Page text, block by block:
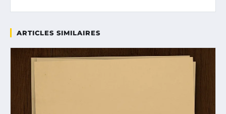
ARTICLES SIMILAIRES